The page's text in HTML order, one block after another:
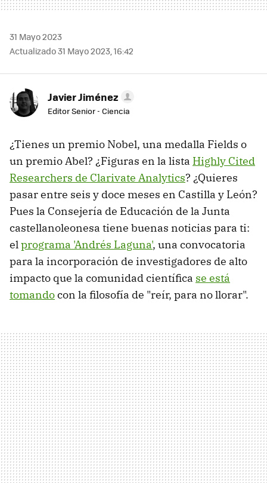
31 Mayo 2023
Actualizado 31 Mayo 2023, 16:42
Javier Jiménez
Editor Senior - Ciencia
¿Tienes un premio Nobel, una medalla Fields o
un premio Abel? ¿Figuras en la lista Highly Cited
Researchers de Clarivate Analytics? ¿Quieres
pasar entre seis y doce meses en Castilla y León?
Pues la Consejería de Educación de la Junta
castellanoleonesa tiene buenas noticias para ti:
elprograma 'Andrés Laguna', una convocatoria
para la incorporación de investigadores de alto
impacto que la comunidad científica se está
tomandocon la filosofía de "reír, para no llorar".